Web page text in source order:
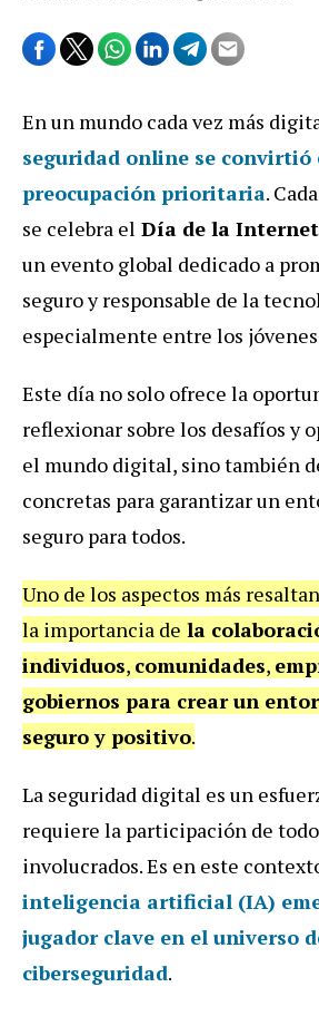
En un mundo cada vez más
seguridad online se convirtió
preocupación prioritaria.
se celebra el Día de la
un evento global dedicado a
seguro y responsable de la
especialmente entre los
Este día no solo ofrece la
reflexionar sobre los desafíos y
el mundo digital, sino también
concretas para garantizar un
seguro para todos.
Uno de los aspectos más
la importancia de la
individuos, comunidades,
gobiernos para crear un
seguro y positivo.
La seguridad digital es un
requiere la participación de
involucrados. Es en este
inteligencia artificial (IA)
jugador clave en el universo
ciberseguridad.